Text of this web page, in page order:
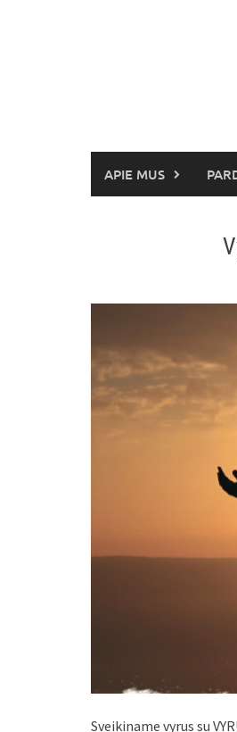
APIE MUS
Sveikiname vyrus su